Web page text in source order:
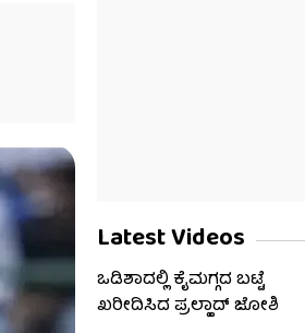
Latest Videos
ಒಡಿಶಾದಲ್ಲಿ ಕೈಮಗ್ಗದ ಬಟ್ಟೆ
ಖರೀದಿಸಿದ ಪ್ರಲ್ಹಾದ್ ಜೋಶಿ